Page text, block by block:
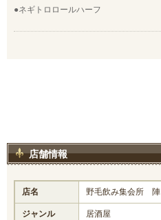
●ネギトロロールハーフ
店舗情報
店名 野毛飲み集会所 陣
ジャンル 居酒屋